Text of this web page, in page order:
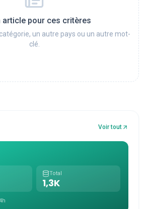
article pour ces critères
un autre pays ou un autre mot-
clé.
Voir tout
Total
1,3K